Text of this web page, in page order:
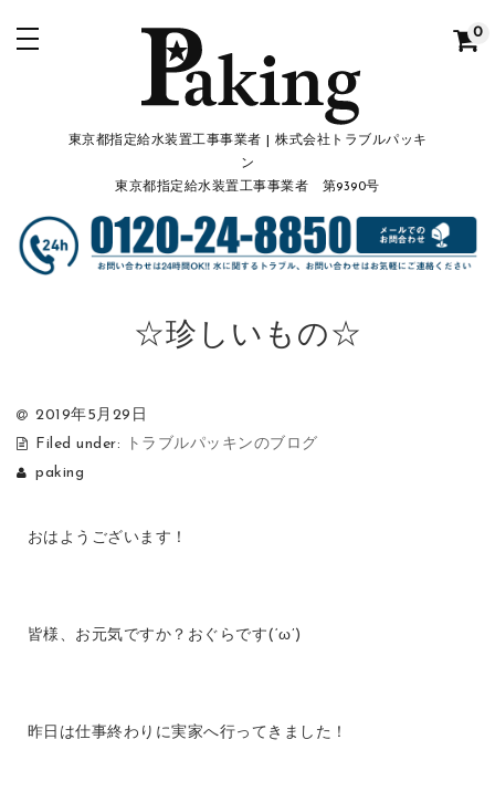
東京都指定給水装置工事事業者 | 株式会社トラブルパッキ
ン
東京都指定給水装置工事事業者 第9390号
0
☆珍しいもの☆
2019年5月29日
Filed under:
トラブルパッキンのブログ
paking
おはようございます！
皆様、お元気ですか？おぐらです(‘ω’)
昨日は仕事終わりに実家へ行ってきました！